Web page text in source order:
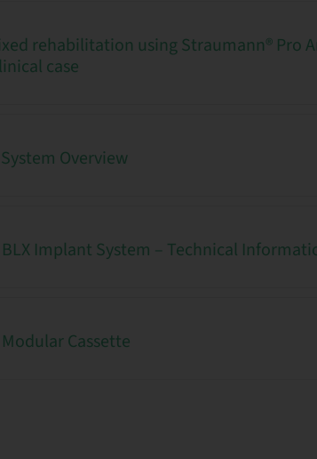
rehabilitation using Straumann® Pro
case
Overview
Implant System – Technical
Cassette